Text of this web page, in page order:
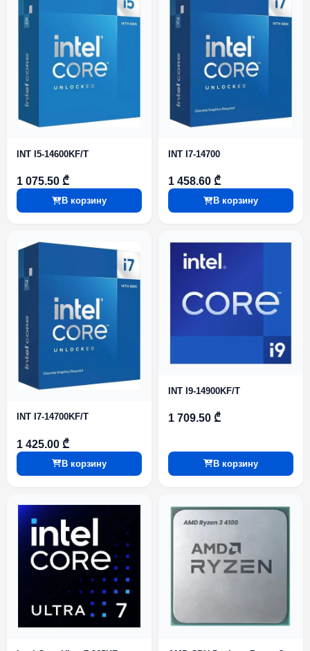
INT I5-14600KF/T
1 075.50 ₾
В корзину
INT I7-14700
1 458.60 ₾
В корзину
INT I7-14700KF/T
1 425.00 ₾
В корзину
INT I9-14900KF/T
1 709.50 ₾
В корзину